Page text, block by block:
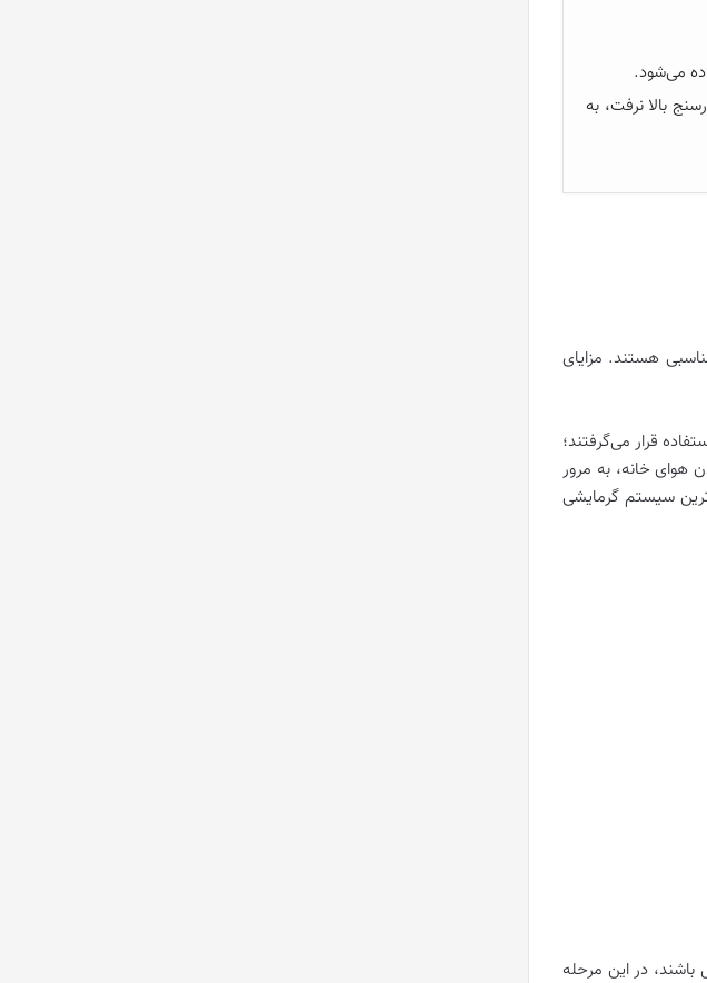
می‌شود.
روی فشارسنج بالا نرفت، به
هستند. مزایای
قرار می‌گرفتند؛
هوای خانه، به مرور
سیستم گرمایشی
در این مرحله